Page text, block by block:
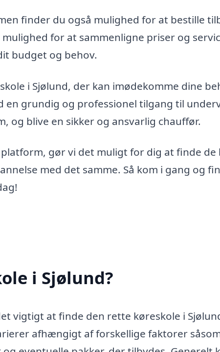
finder du også mulighed for at bestille
for at sammenligne priser og
budget og behov.
i Sjølund, der kan imødekomme dine
grundig og professionel tilgang til
og blive en sikker og ansvarlig chauffør.
gør vi det muligt for dig at finde de
med det samme. Så kom i gang og
i Sjølund?
vigtigt at finde den rette køreskole i
afhængigt af forskellige faktorer